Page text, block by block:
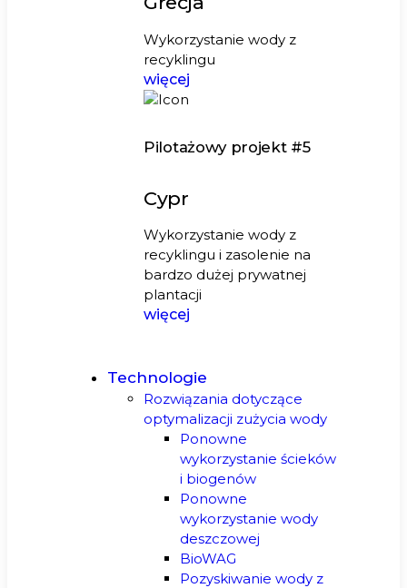
Wykorzystanie wody z
recyklingu
więcej
Pilotażowy projekt #5
Cypr
Wykorzystanie wody z
recyklingu i zasolenie na
bardzo dużej prywatnej
plantacji
więcej
Technologie
Rozwiązania dotyczące
optymalizacji zużycia wody
Ponowne
wykorzystanie ścieków
i biogenów
Ponowne
wykorzystanie wody
deszczowej
BioWAG
Pozyskiwanie wody z